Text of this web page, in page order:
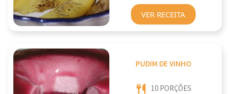
VER RECEITA
PUDIM DE VINHO
10 PORÇÕES